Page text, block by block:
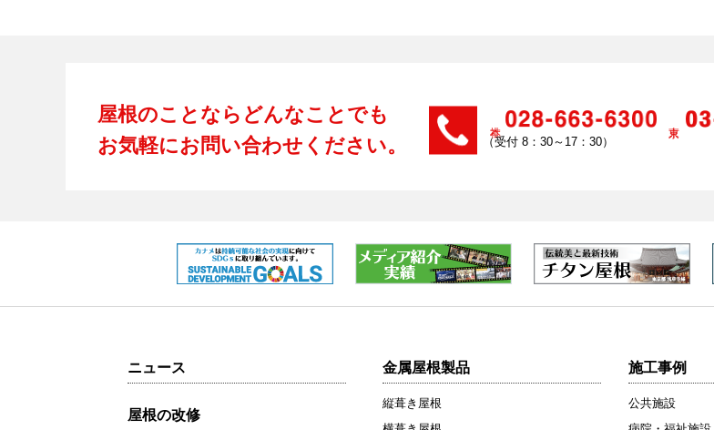
屋根のことならどんなことでも
お気軽にお問い合わせください。
（受付 8：30～17：30）
ニュース
屋根の改修
金属屋根製品
縦葺き屋根
施工事例
公共施設